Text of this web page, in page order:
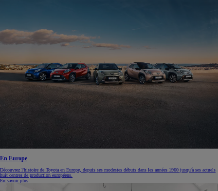
En Europe
Découvrez l'histoire de Toyota en Europe, depuis ses modestes débuts dans les années 1960 jusqu'à ses actuels
huit centres de production européens.
En savoir plus